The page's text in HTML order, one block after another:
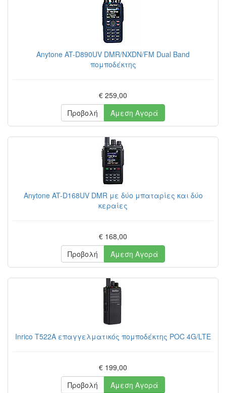
Anytone AT-D890UV DMR/NXDN/FM Dual Band
πομποδέκτης
€ 259,00
Προβολή
Άμεση Αγορά
Anytone AT-D168UV DMR με δύο μπαταρίες και δύο
κεραίες
€ 168,00
Προβολή
Άμεση Αγορά
Inrico T522A επαγγελματικός πομποδέκτης POC 4G/LTE
€ 199,00
Προβολή
Άμεση Αγορά